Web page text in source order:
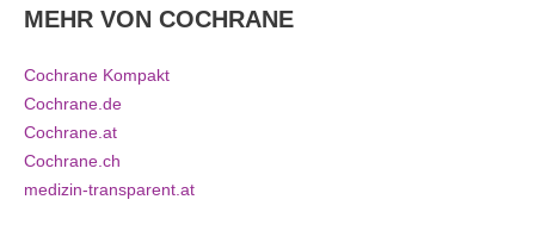
MEHR VON COCHRANE
Cochrane Kompakt
Cochrane.de
Cochrane.at
Cochrane.ch
medizin-transparent.at